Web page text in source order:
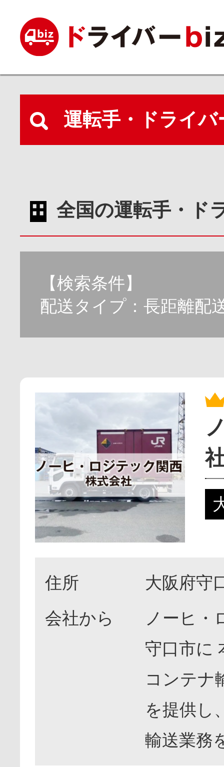
運転手・ドライ
全国の運転手・
【検索条件】
配送タイプ：長距離配
住所
大阪府守
会社から
ノーヒ・
守口市に
コンテナ
を提供し
輸送業務